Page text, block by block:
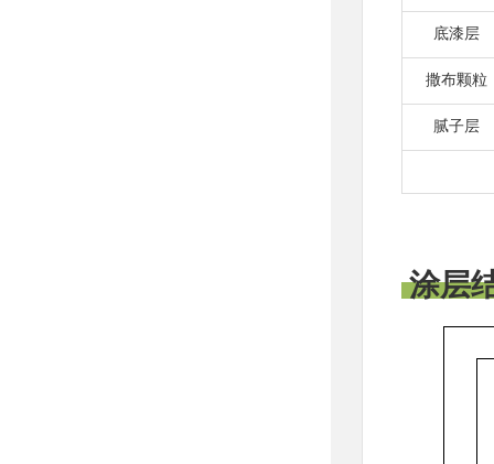
底漆层
撒布颗粒
腻子层
涂层